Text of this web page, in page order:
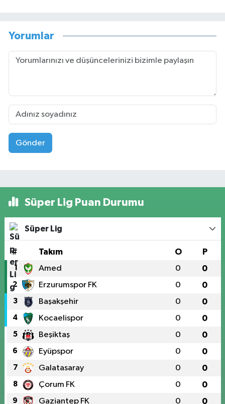
Yorumlar
Gönder
Süper Lig Puan Durumu
Süper Lig
# Takım O P
1 Amed 0 0
2 Erzurumspor FK 0 0
3 Başakşehir 0 0
4 Kocaelispor 0 0
5 Beşiktaş 0 0
6 Eyüpspor 0 0
7 Galatasaray 0 0
8 Çorum FK 0 0
9 Gaziantep FK 0 0